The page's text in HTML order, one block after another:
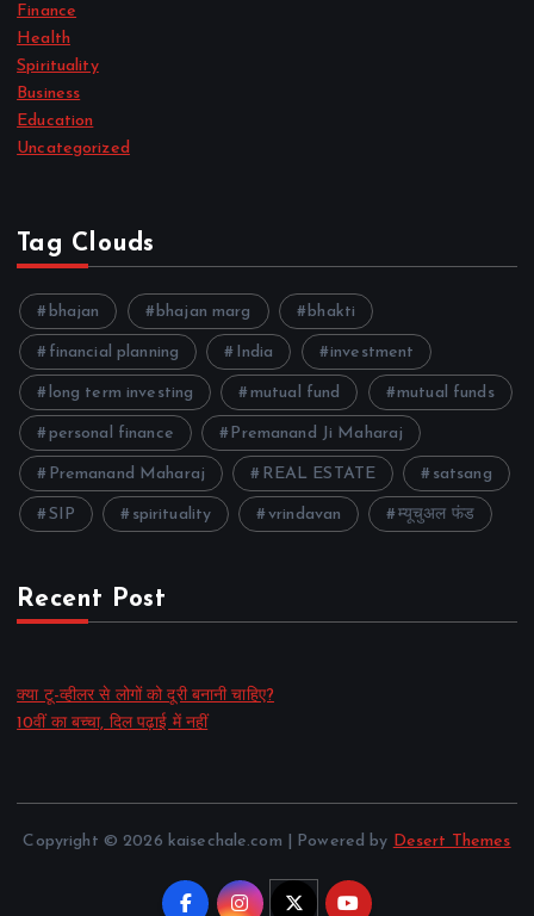
Finance
Health
Spirituality
Business
Education
Uncategorized
Tag Clouds
bhajan bhajan marg bhakti
financial planning India investment
long term investing mutual fund mutual funds
personal finance Premanand Ji Maharaj
Premanand Maharaj REAL ESTATE satsang
SIP spirituality vrindavan म्यूचुअल फंड
Recent Post
क्या टू-व्हीलर से लोगों को दूरी बनानी चाहिए?
10वीं का बच्चा, दिल पढ़ाई में नहीं
Copyright © 2026 kaisechale.com | Powered by Desert Themes